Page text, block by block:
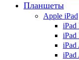
Планшеты
Apple iPad
iPad
iPad
iPad
iPad